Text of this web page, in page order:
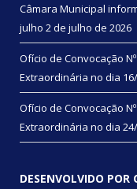
Câmara Municipal
julho 2 de julho de 2026
Ofício de Convocação
Extraordinária no dia
Ofício de Convocação
Extraordinária no dia
DESENVOLVIDO POR